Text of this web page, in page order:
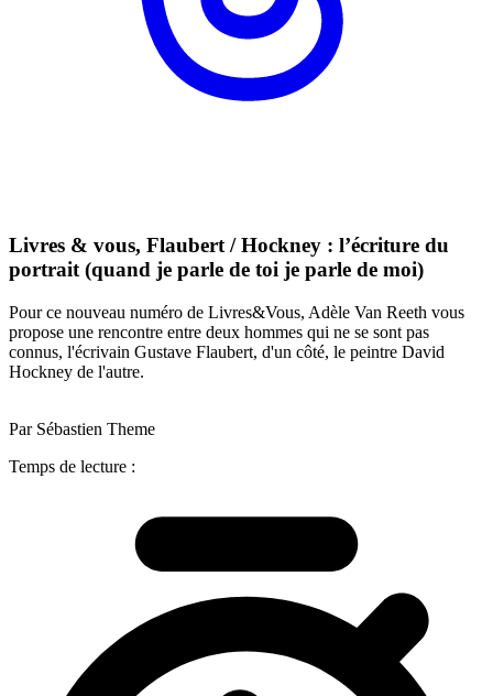
Livres & vous, Flaubert / Hockney : l’écriture du
portrait (quand je parle de toi je parle de moi)
Pour ce nouveau numéro de Livres&Vous, Adèle Van Reeth vous
propose une rencontre entre deux hommes qui ne se sont pas
connus, l'écrivain Gustave Flaubert, d'un côté, le peintre David
Hockney de l'autre.
Par Sébastien Theme
Temps de lecture :